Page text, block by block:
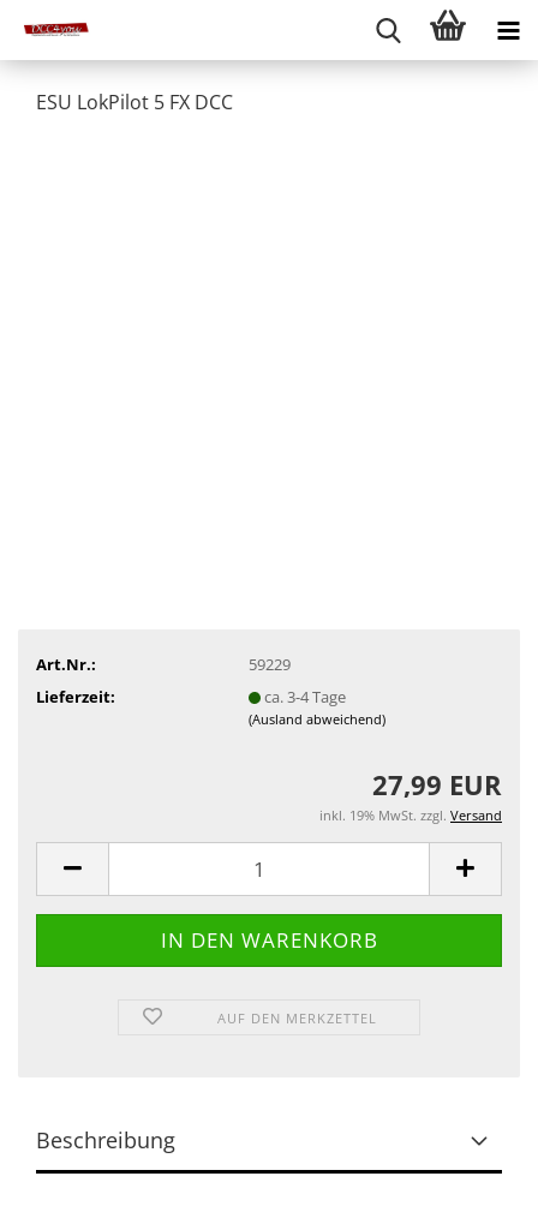
ESU LokPilot 5 FX DCC
Art.Nr.:
59229
Lieferzeit:
ca. 3-4 Tage
(Ausland abweichend)
27,99 EUR
inkl. 19% MwSt. zzgl. Versand
AUF DEN MERKZETTEL
Beschreibung